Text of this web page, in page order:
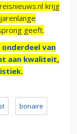
krijg
geeft.
van
aan kwaliteit,
bonaire